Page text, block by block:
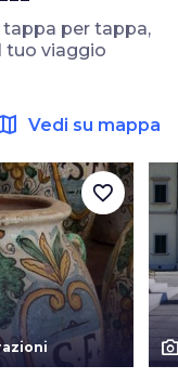
tappa per tappa,
tuo viaggio
Vedi su mappa
favorite_border